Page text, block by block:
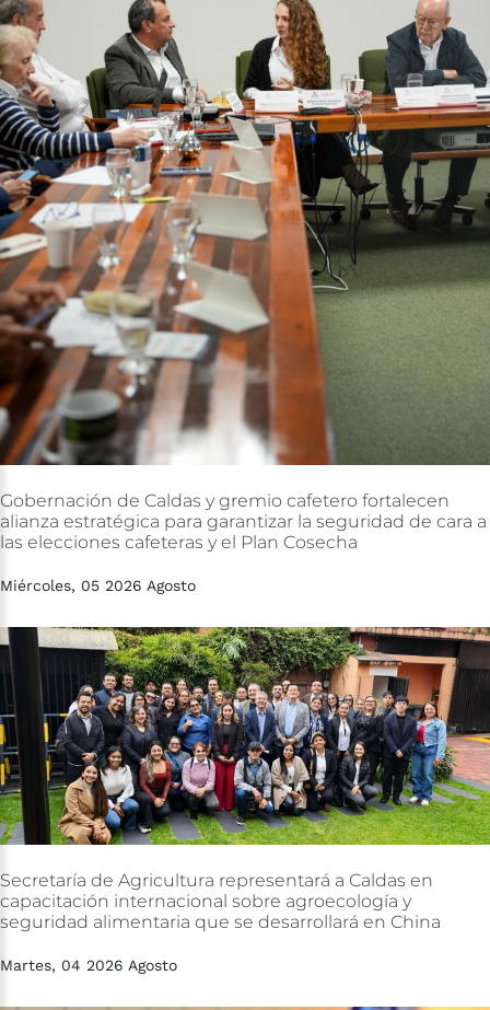
Gobernación de Caldas y gremio cafetero fortalecen
alianza estratégica para garantizar la seguridad de cara a
las elecciones cafeteras y el Plan Cosecha
Miércoles, 05 2026 Agosto
Secretaría de Agricultura representará a Caldas en
capacitación internacional sobre agroecología y
seguridad alimentaria que se desarrollará en China
Martes, 04 2026 Agosto